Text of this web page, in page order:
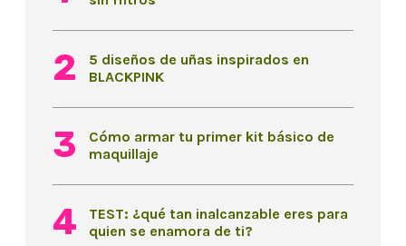
5 diseños de uñas inspirados en
BLACKPINK
Cómo armar tu primer kit básico de
maquillaje
TEST: ¿qué tan inalcanzable eres para
quien se enamora de ti?